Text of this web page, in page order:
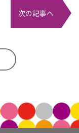
次の記事へ